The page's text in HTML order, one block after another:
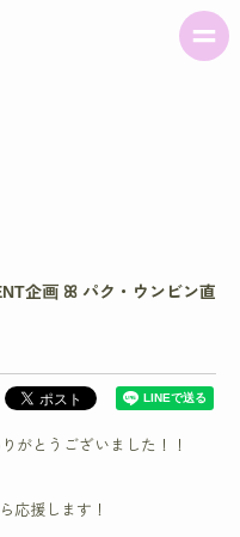
企画 ꕤ パク・ウンビン直
がとうございました！！
応援します！